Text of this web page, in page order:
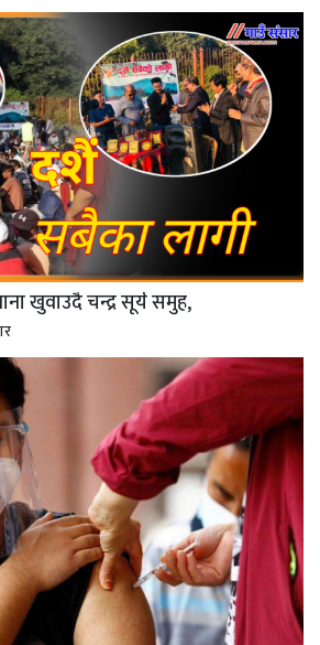
खाना खुवाउदै चन्द्र सूर्य समुह,